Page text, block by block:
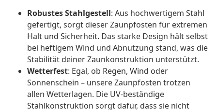
Robustes Stahlgestell: Aus hochwertigem Stahl
gefertigt, sorgt dieser Zaunpfosten für extremen
Halt und Sicherheit. Das starke Design hält selbst
bei heftigem Wind und Abnutzung stand, was die
Stabilität deiner Zaunkonstruktion unterstützt.
Wetterfest: Egal, ob Regen, Wind oder
Sonnenschein – unsere Zaunpfosten trotzen
allen Wetterlagen. Die UV-beständige
Stahlkonstruktion sorgt dafür, dass sie nicht